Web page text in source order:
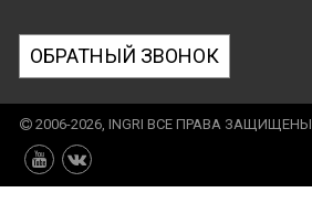
ОБРАТНЫЙ ЗВОНОК
2006-2026, INGRI ВСЕ ПРАВА ЗАЩИЩЕНЫ